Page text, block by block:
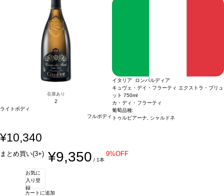
在庫あり
2
ライトボディ
フルボディ
イタリア ロンバルディア
キュヴェ・デイ・フラーティ エクストラ・ブリュ
ット 750ml
カ・ディ・フラーティ
葡萄品種:
トゥルビアーナ, シャルドネ
¥10,340
まとめ買い(3+) ¥9,350 / 1本
9%OFF
お気に
入り登
録
カートに追加